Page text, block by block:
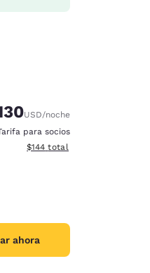
con descuento:
USD/noche
para socios
Ver detalles del total
$144 total
ahora